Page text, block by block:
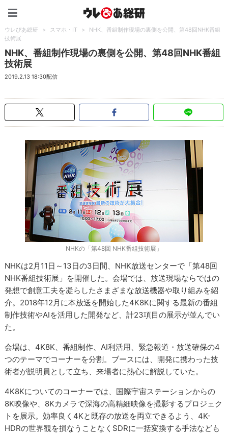
ウレぴあ総研 > スマホ・IT >
NHK、番組制作現場の裏側を公開、第48回NHK番組
技術展
NHK、番組制作現場の裏側を公開、第48回NHK番組
技術展
2019.2.13 18:30配信
NHKの「第48回 NHK番組技術展」
NHKは2月11日～13日の3日間、NHK放送センターで「第48回
NHK番組技術展」を開催した。会場では、放送現場ならではの
発想で創意工夫を凝らしたさまざまな放送機器や取り組みを紹
介。2018年12月に本放送を開始した4K8Kに関する最新の番組
制作技術やAIを活用した開発など、計23項目の展示が並んでい
た。
会場は、4K8K、番組制作、AI利活用、緊急報道・放送確保の4
つのテーマでコーナーを分割。ブースには、開発に携わった技
術者が説明員として立ち、来場者に熱心に解説していた。
4K8Kについてのコーナーでは、国際宇宙ステーションからの
8K映像や、8Kカメラで深海の高精細映像を撮影するプロジェク
トを展示。効率良く4Kと既存の放送を両立できるよう、4K-
HDRの世界観を損なうことなくSDRに一括変換する手法なども